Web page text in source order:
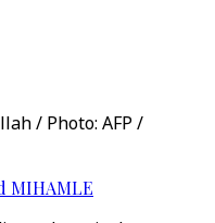
/ Photo: AFP /
MIHAMLE